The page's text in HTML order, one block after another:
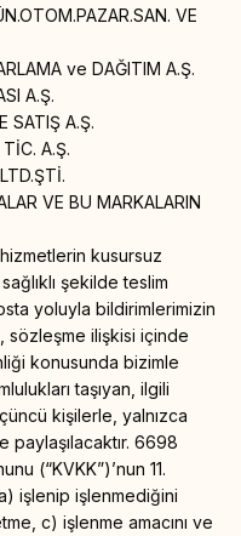
VE
ve DAĞITIM A.Ş.
A.Ş.
SATIŞ A.Ş.
A.Ş.
VE BU MARKALARIN
kusursuz
şekilde teslim
yoluyla bildirimlerimizin
sözleşme ilişkisi içinde
konusunda bizimle
taşıyan, ilgili
kişilerle, yalnızca
6698
(“KVKK”)’nun 11.
işlenip işlenmediğini
c) işlenme amacını ve